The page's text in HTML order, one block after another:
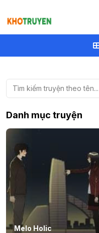
Danh mục truyện
Melo Holic